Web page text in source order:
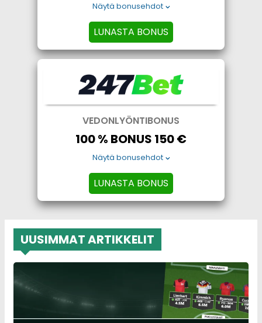
Näytä bonusehdot
LUNASTA BONUS
VEDONLYÖNTIBONUS
100 % BONUS 150 €
Näytä bonusehdot
LUNASTA BONUS
UUSIMMAT ARTIKKELIT